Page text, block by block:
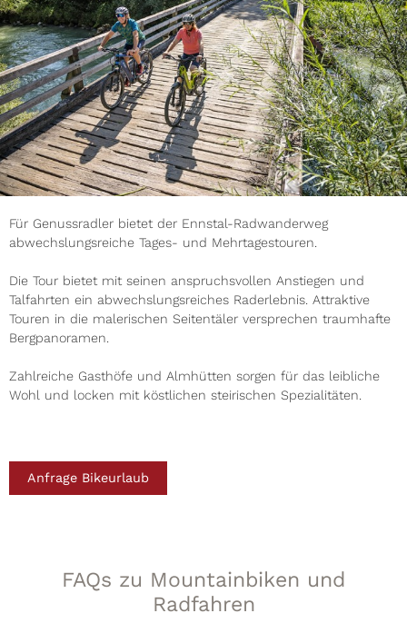
Für Genussradler bietet der Ennstal-Radwanderweg
abwechslungsreiche Tages- und Mehrtagestouren.
Die Tour bietet mit seinen anspruchsvollen Anstiegen und
Talfahrten ein abwechslungsreiches Raderlebnis. Attraktive
Touren in die malerischen Seitentäler versprechen traumhafte
Bergpanoramen.
Zahlreiche Gasthöfe und Almhütten sorgen für das leibliche
Wohl und locken mit köstlichen steirischen Spezialitäten.
Anfrage Bikeurlaub
FAQs zu Mountainbiken und
Radfahren